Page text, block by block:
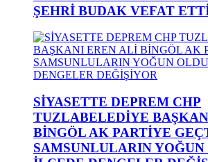
ŞEHRİ BUDAK VEFAT
SİYASETTE DEPREM CHP
TUZLABELEDİYE
BİNGÖL AK PARTİYE
SAMSUNLULARIN